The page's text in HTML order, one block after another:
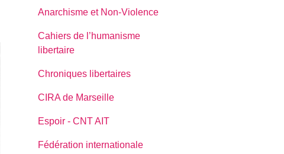
Anarchisme et Non-Violence
Cahiers de l’humanisme
libertaire
Chroniques libertaires
CIRA de Marseille
Espoir - CNT AIT
Fédération internationale